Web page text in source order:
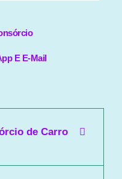
E E-Mail
de Carro